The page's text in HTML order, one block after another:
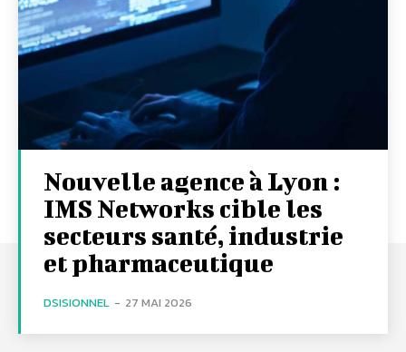
Nouvelle agence à Lyon :
IMS Networks cible les
secteurs santé, industrie
et pharmaceutique
DSISIONNEL - 27 MAI 2026